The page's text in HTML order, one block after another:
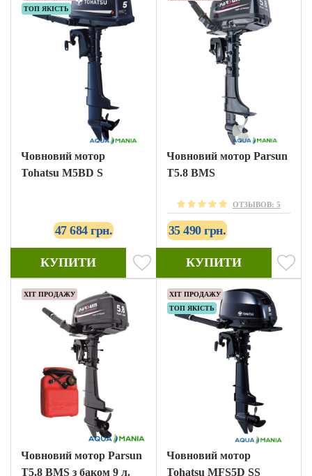
ТОП ЯКІСТЬ
Човновий мотор
Tohatsu M5BD S
47 684 грн.
КУПИТИ
Човновий мотор Parsun
T5.8 BMS
ОТЗЫВОВ: 5
35 490 грн.
КУПИТИ
ХІТ ПРОДАЖУ
Човновий мотор Parsun
T5.8 BMS з баком 9 л.
ХІТ ПРОДАЖУ
ТОП ЯКІСТЬ
Човновий мотор
Tohatsu MFS5D SS